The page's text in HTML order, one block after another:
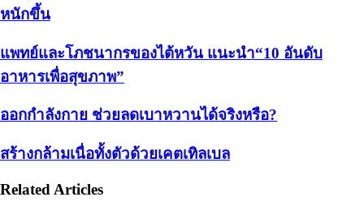
หนักขึ้น
แพทย์และโภชนากรของไต้หวัน แนะนำ“10 อันดับ
อาหารเพื่อสุขภาพ”
ออกกำลังกาย ช่วยลดเบาหวานได้จริงหรือ?
สร้างกล้ามเนื่อทั้งตัวด้วยเคตเทิลเบล
Related Articles